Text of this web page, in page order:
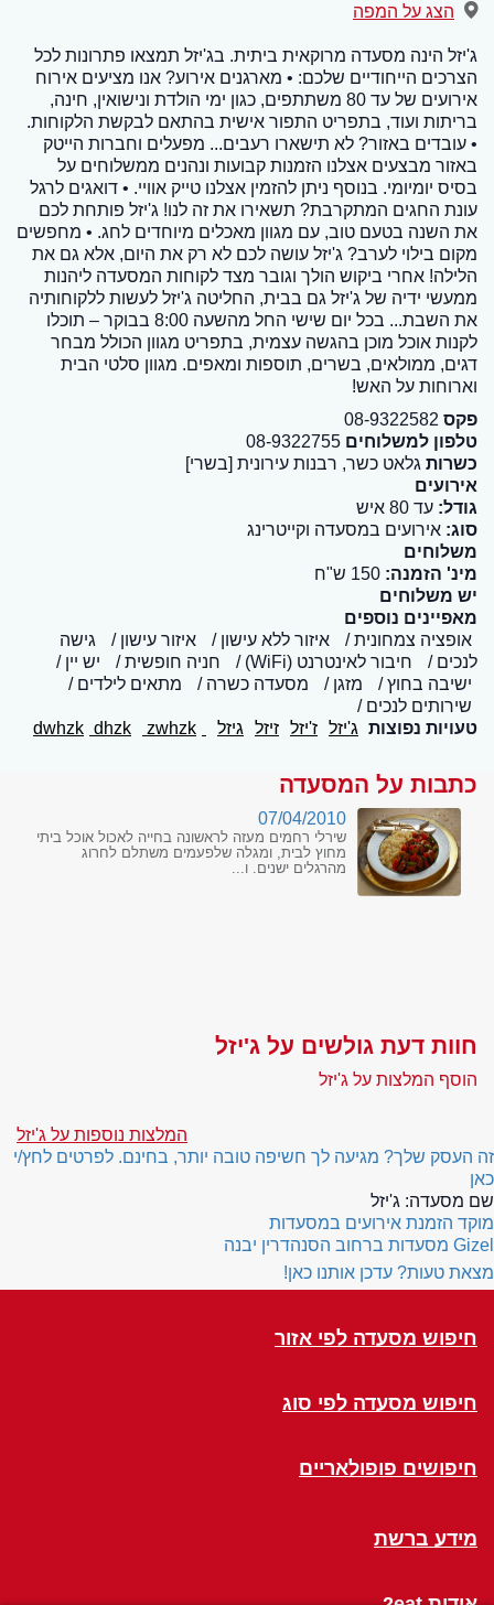
הצג על המפה
ג'יזל הינה מסעדה מרוקאית ביתית. בג'יזל תמצאו פתרונות לכל
הצרכים הייחודיים שלכם: • מארגנים אירוע? אנו מציעים אירוח
אירועים של עד 80 משתתפים, כגון ימי הולדת ונישואין, חינה,
בריתות ועוד, בתפריט התפור אישית בהתאם לבקשת הלקוחות.
• עובדים באזור? לא תישארו רעבים... מפעלים וחברות הייטק
באזור מבצעים אצלנו הזמנות קבועות ונהנים ממשלוחים על
בסיס יומיומי. בנוסף ניתן להזמין אצלנו טייק אוויי. • דואגים לרגל
עונת החגים המתקרבת? תשאירו את זה לנו! ג'יזל פותחת לכם
את השנה בטעם טוב, עם מגוון מאכלים מיוחדים לחג. • מחפשים
מקום בילוי לערב? ג'יזל עושה לכם לא רק את היום, אלא גם את
הלילה! אחרי ביקוש הולך וגובר מצד לקוחות המסעדה ליהנות
ממעשי ידיה של ג'יזל גם בבית, החליטה ג'יזל לעשות ללקוחותיה
את השבת... בכל יום שישי החל מהשעה 8:00 בבוקר – תוכלו
לקנות אוכל מוכן בהגשה עצמית, בתפריט מגוון הכולל מבחר
דגים, ממולאים, בשרים, תוספות ומאפים. מגוון סלטי הבית
וארוחות על האש!
פקס 08-9322582
טלפון למשלוחים 08-9322755
כשרות גלאט כשר, רבנות עירונית [בשרי]
אירועים
גודל: עד 80 איש
סוג: אירועים במסעדה וקייטרינג
משלוחים
מינ' הזמנה: 150 ש"ח
יש משלוחים
מאפיינים נוספים
אופציה צמחונית
איזור ללא עישון איזור עישון
גישה
לנכים
חיבור לאינטרנט (WiFi) חניה חופשית
יש יין
ישיבה בחוץ
מזגן מסעדה כשרה
מתאים לילדים
שירותים לנכים
טעויות נפוצות ג'יזל ז'יזל זיזל גיזל dhzk zwhzk
כתבות על המסעדה
07/04/2010
שירלי רחמים מעזה לראשונה בחייה לאכול אוכל ביתי
מחוץ לבית, ומגלה שלפעמים משתלם לחרוג
מהרגלים ישנים. ו...
חוות דעת גולשים על ג'יזל
הוסף המלצות על ג'יזל
המלצות נוספות על ג'יזל
זה העסק שלך? מגיעה לך חשיפה טובה יותר, בחינם. לפרטים לחץ/י
כאן
שם מסעדה: ג'יזל
מוקד הזמנת אירועים במסעדות
Gizel מסעדות ברחוב הסנהדרין יבנה
מצאת טעות? עדכן אותנו כאן!
חיפוש מסעדה לפי אזור
חיפוש מסעדה לפי סוג
חיפושים פופולאריים
מידע ברשת